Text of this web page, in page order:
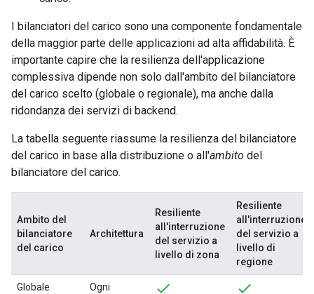
I bilanciatori del carico sono una componente fondamentale
della maggior parte delle applicazioni ad alta affidabilità. È
importante capire che la resilienza dell'applicazione
complessiva dipende non solo dall'ambito del bilanciatore
del carico scelto (globale o regionale), ma anche dalla
ridondanza dei servizi di backend.
La tabella seguente riassume la resilienza del bilanciatore
del carico in base alla distribuzione o all'ambito del
bilanciatore del carico.
Ambito del
bilanciatore
del carico
Architettura
Resiliente
all'interruzione
del servizio a
livello di zona
Resiliente
all'interruzione
del servizio a
livello di
regione
Globale
Ogni